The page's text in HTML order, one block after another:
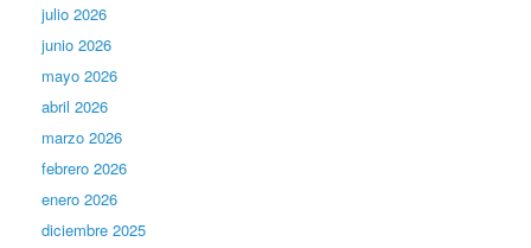
julio 2026
junio 2026
mayo 2026
abril 2026
marzo 2026
febrero 2026
enero 2026
diciembre 2025